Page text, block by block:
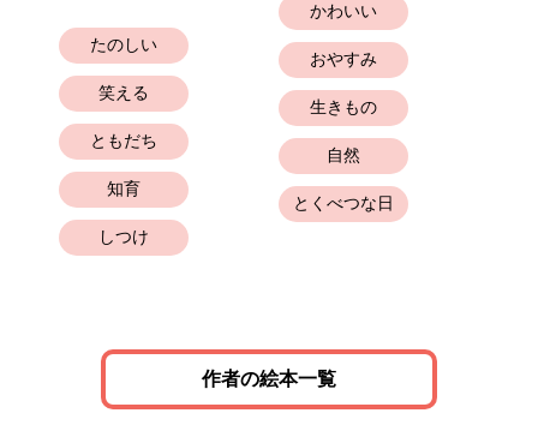
たのしい
笑える
ともだち
知育
しつけ
かわいい
おやすみ
生きもの
自然
とくべつな日
作者の絵本一覧